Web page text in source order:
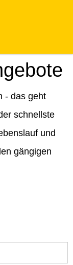
- das geht
schnellste
und
gängigen